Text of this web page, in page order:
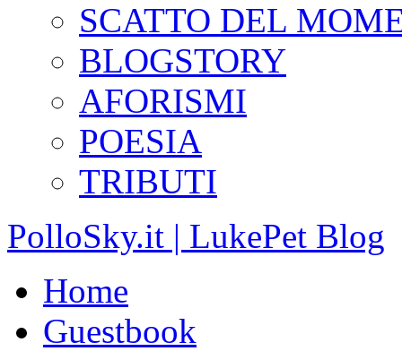
SCATTO DEL
BLOGSTORY
AFORISMI
POESIA
TRIBUTI
PolloSky.it | LukePet Blog
Home
Guestbook